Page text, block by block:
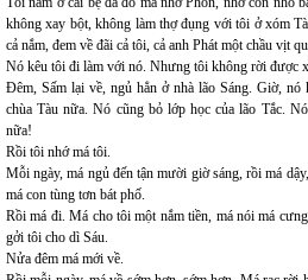
không xay bột, không làm thợ đụng với tôi ở xóm
cả nắm, đem về đãi cả tôi, cả anh Phát một chầu vịt
Nó kêu tôi đi làm với nó. Nhưng tôi không rời được
Đêm, Sấm lại về, ngủ hẳn ở nhà lão Sáng. Giờ,
chùa Tàu nữa. Nó cũng bỏ lớp học của lão Tắc.
nữa!
Rồi tôi nhớ má tôi.
Mỗi ngày, má ngủ đến tận mười giờ sáng, rồi má
má con tùng tơn bát phố.
Rồi má đi. Má cho tôi một nắm tiền, má nói má
gởi tôi cho dì Sáu.
Nửa đêm má mới về.